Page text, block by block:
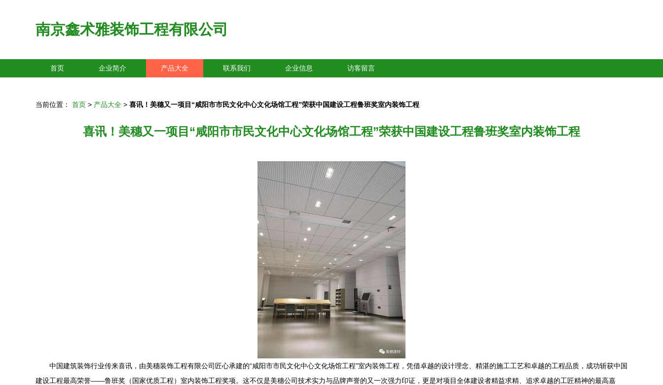
南京鑫术雅装饰工程有限公司
首页 企业简介 产品大全 联系我们 企业信息 访客留言
当前位置： 首页 > 产品大全 > 喜讯！美穗又一项目“咸阳市市民文化中心文化场馆工程”荣获中国建设工程鲁班奖室内装饰工程
喜讯！美穗又一项目“咸阳市市民文化中心文化场馆工程”荣获中国建设工程鲁班奖室内装饰工程
中国建筑装饰行业传来喜讯，由美穗装饰工程有限公司匠心承建的“咸阳市市民文化中心文化场馆工程”室内装饰工程，凭借卓越的设计理念、精湛的施工工艺和卓越的工程品质，成功斩获中国
建设工程最高荣誉——鲁班奖（国家优质工程）室内装饰工程奖项。这不仅是美穗公司技术实力与品牌声誉的又一次强力印证，更是对项目全体建设者精益求精、追求卓越的工匠精神的最高嘉